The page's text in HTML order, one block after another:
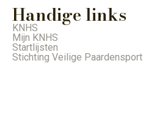
Handige links
KNHS
Mijn KNHS
Startlijsten
Stichting Veilige Paardensport